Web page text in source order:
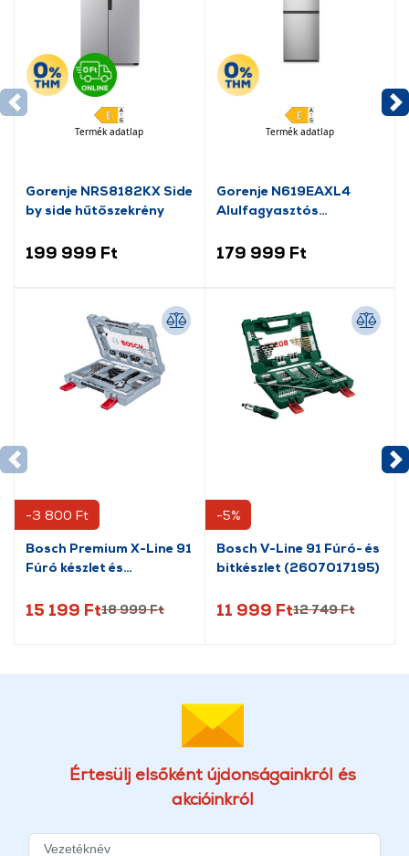
Termék adatlap
Gorenje NRS8182KX Side
by side hűtőszekrény
199 999 Ft
Termék adatlap
Gorenje N619EAXL4
Alulfagyasztós
179 999 Ft
-3 800 Ft
Bosch Premium X-Line 91
Fúró készlet és
(2608P00235)
15 199 Ft18 999 Ft
-5%
Bosch V-Line 91 Fúró- és
bitkészlet (2607017195)
11 999 Ft12 749 Ft
Értesülj elsőként újdonságainkról és
akcióinkról